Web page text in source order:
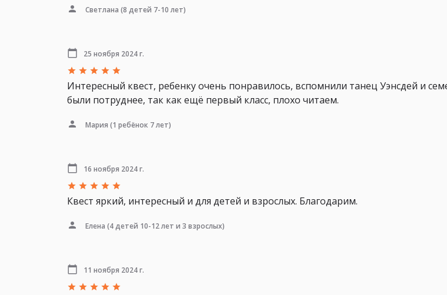
Светлана (8 детей 7-10 лет)
25 ноября 2024 г.
Интересный квест, ребенку очень понравилось, вспомнили танец Уэнсдей и
были потруднее, так как ещё первый класс, плохо читаем.
Мария (1 ребёнок 7 лет)
16 ноября 2024 г.
Квест яркий, интересный и для детей и взрослых. Благодарим.
Елена (4 детей 10-12 лет и 3 взрослых)
11 ноября 2024 г.